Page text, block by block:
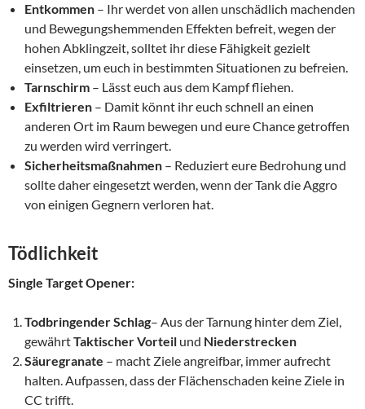
Entkommen – Ihr werdet von allen unschädlich machenden
und Bewegungshemmenden Effekten befreit, wegen der
hohen Abklingzeit, solltet ihr diese Fähigkeit gezielt
einsetzen, um euch in bestimmten Situationen zu befreien.
Tarnschirm – Lässt euch aus dem Kampf fliehen.
Exfiltrieren – Damit könnt ihr euch schnell an einen
anderen Ort im Raum bewegen und eure Chance getroffen
zu werden wird verringert.
Sicherheitsmaßnahmen – Reduziert eure Bedrohung und
sollte daher eingesetzt werden, wenn der Tank die Aggro
von einigen Gegnern verloren hat.
Tödlichkeit
Single Target Opener:
Todbringender Schlag– Aus der Tarnung hinter dem Ziel,
gewährtTaktischer Vorteil und Niederstrecken
Säuregranate – macht Ziele angreifbar, immer aufrecht
halten. Aufpassen, dass der Flächenschaden keine Ziele in
CC trifft.